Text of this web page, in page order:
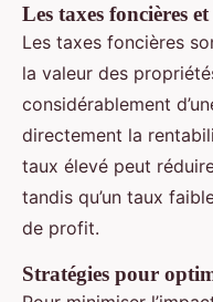
Les taxes foncières
Les taxes foncières
la valeur des
considérablement
directement la
taux élevé peut
tandis qu’un taux
de profit.
Stratégies pour